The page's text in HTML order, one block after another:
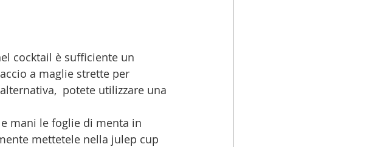
cocktail è sufficiente un
a maglie strette per
potete utilizzare una
mani le foglie di menta in
mettetele nella julep cup